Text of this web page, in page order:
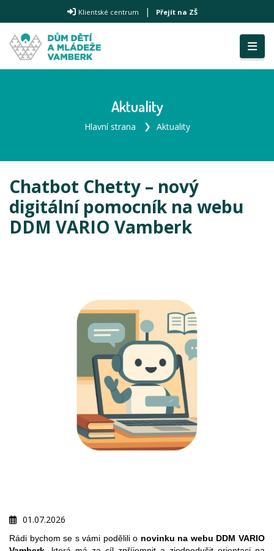
Klientské centrum | Přejít na ZŠ
Aktuality
Hlavní strana Aktuality
Chatbot Chetty – nový
digitální pomocník na webu
DDM VARIO Vamberk
01.07.2026
Rádi bychom se s vámi podělili o novinku na webu DDM VARIO